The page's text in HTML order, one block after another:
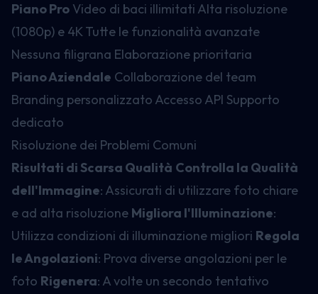
Piano Pro Video di baci illimitati Alta risoluzione
(1080p) e 4K Tutte le funzionalità avanzate
Nessuna filigrana Elaborazione prioritaria
Piano Aziendale Collaborazione del team
Branding personalizzato Accesso API Supporto
dedicato
Risoluzione dei Problemi Comuni
Risultati di Scarsa Qualità Controlla la Qualità
dell'Immagine: Assicurati di utilizzare foto chiare
e ad alta risoluzione Migliora l'Illuminazione:
Utilizza condizioni di illuminazione migliori Regola
le Angolazioni: Prova diverse angolazioni per le
foto Rigenera: A volte un secondo tentativo